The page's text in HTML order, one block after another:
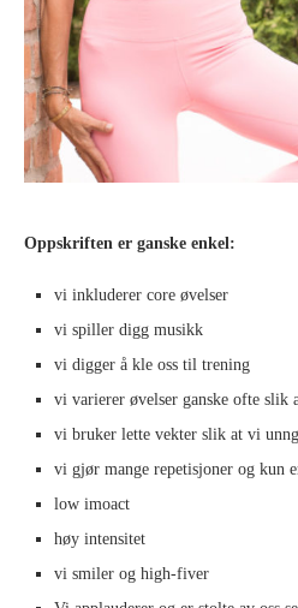
Oppskriften er ganske enkel:
vi inkluderer core øvelser
vi spiller digg musikk
vi digger å kle oss til trening
vi varierer øvelser ganske ofte
vi bruker lette vekter slik at vi
vi gjør mange repetisjoner og kun
low imoact
høy intensitet
vi smiler og high-fiver